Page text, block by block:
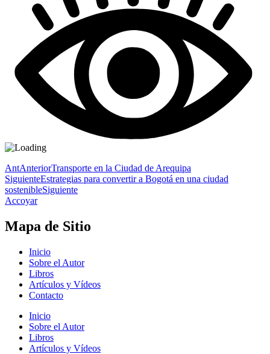
AntAnteriorTransporte en la Ciudad de Arequipa
SiguienteEstrategias para convertir a Bogotá en una ciudad
sostenibleSiguiente
Accoyar
Mapa de Sitio
Inicio
Sobre el Autor
Libros
Artículos y Vídeos
Contacto
Inicio
Sobre el Autor
Libros
Artículos y Vídeos